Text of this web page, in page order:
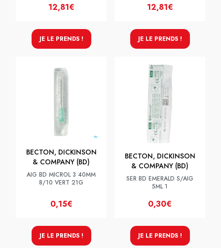
12,81€
JE LE PRENDS !
12,81€
JE LE PRENDS !
BECTON, DICKINSON
& COMPANY (BD)
AIG BD MICROL 3 40MM
8/10 VERT 21G
0,15€
JE LE PRENDS !
BECTON, DICKINSON
& COMPANY (BD)
SER BD EMERALD S/AIG
5ML 1
0,30€
JE LE PRENDS !